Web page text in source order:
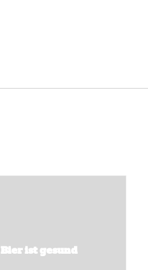
Bier ist gesund